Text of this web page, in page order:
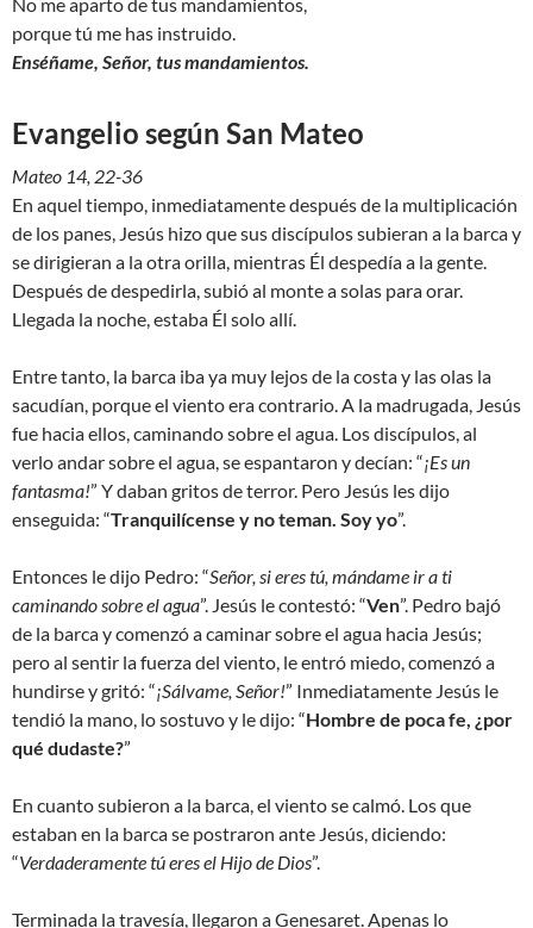
porque tú me has instruido.
Enséñame, Señor, tus mandamientos.
Evangelio según San Mateo
Mateo 14, 22-36
En aquel tiempo, inmediatamente después de la multiplicación
de los panes, Jesús hizo que sus discípulos subieran a la barca y
se dirigieran a la otra orilla, mientras Él despedía a la gente.
Después de despedirla, subió al monte a solas para orar.
Llegada la noche, estaba Él solo allí.
Entre tanto, la barca iba ya muy lejos de la costa y las olas la
sacudían, porque el viento era contrario. A la madrugada, Jesús
fue hacia ellos, caminando sobre el agua. Los discípulos, al
verlo andar sobre el agua, se espantaron y decían: “¡Es un
fantasma!” Y daban gritos de terror. Pero Jesús les dijo
enseguida: “Tranquilícense y no teman. Soy yo”.
Entonces le dijo Pedro: “Señor, si eres tú, mándame ir a ti
caminando sobre el agua”. Jesús le contestó: “Ven”. Pedro bajó
de la barca y comenzó a caminar sobre el agua hacia Jesús;
pero al sentir la fuerza del viento, le entró miedo, comenzó a
hundirse y gritó: “¡Sálvame, Señor!” Inmediatamente Jesús le
tendió la mano, lo sostuvo y le dijo: “Hombre de poca fe, ¿por
qué dudaste?”
En cuanto subieron a la barca, el viento se calmó. Los que
estaban en la barca se postraron ante Jesús, diciendo:
“Verdaderamente tú eres el Hijo de Dios”.
Terminada la travesía, llegaron a Genesaret. Apenas lo